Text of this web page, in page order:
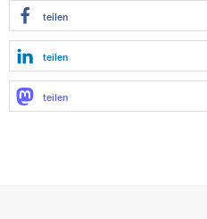
teilen
teilen
teilen